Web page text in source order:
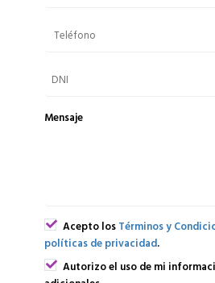
Mensaje
Acepto losTérminos y
políticas de privacidad.
Autorizo el uso de mi